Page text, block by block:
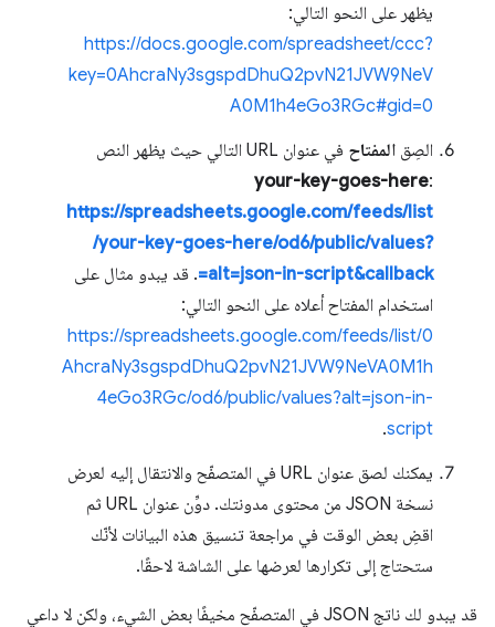
يظهر على النحو التالي:
https://docs.google.com/spreadsheet/ccc?
key=0AhcraNy3sgspdDhuQ2pvN21JVW9NeV
A0M1h4eGo3RGc#gid=0
الصِق المفتاح في عنوان URL التالي حيث يظهر النص
your-key-goes-here:
https://spreadsheets.google.com/feeds/list
/your-key-goes-here/od6/public/values?
alt=json-in-script&callback= . قد يبدو مثال على
استخدام المفتاح أعلاه على النحو التالي:
https://spreadsheets.google.com/feeds/list/0
AhcraNy3sgspdDhuQ2pvN21JVW9NeVA0M1h
4eGo3RGc/od6/public/values?alt=json-in-
script
.
يمكنك لصق عنوان URL في المتصفّح والانتقال إليه لعرض
نسخة JSON من محتوى مدونتك. دوِّن عنوان URL ثم
اقضِ بعض الوقت في مراجعة تنسيق هذه البيانات لأنّك
ستحتاج إلى تكرارها لعرضها على الشاشة لاحقًا.
قد يبدو لك ناتج JSON في المتصفّح مخيفًا بعض الشيء، ولكن لا داعي